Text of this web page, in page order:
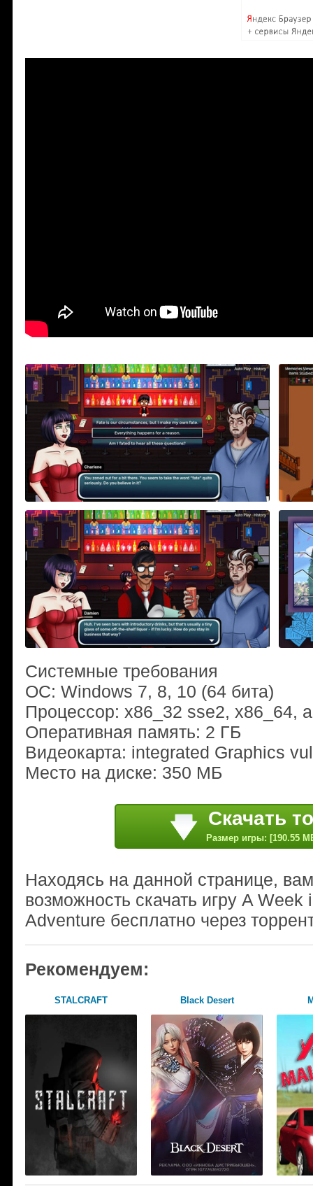
Системные требования
ОС: Windows 7, 8, 10 (64 бита)
Процессор: x86_32 sse2, x86_64,
Оперативная память: 2 ГБ
Видеокарта: integrated Graphics
Место на диске: 350 МБ
Скачать
Размер игры: [190.55
Находясь на данной странице,
возможность скачать игру A
Adventure бесплатно через
Рекомендуем:
STALCRAFT Black Desert